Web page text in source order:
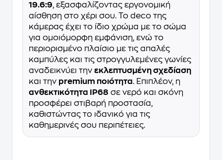
19.6:9, εξασφαλίζοντας εργονομική
αίσθηση στο χέρι σου. Το deco της
κάμερας έχει το ίδιο χρώμα με το σώμα
για ομοιόμορφη εμφάνιση, ενώ το
περιορισμένο πλαίσιο με τις απαλές
καμπύλες και τις στρογγυλεμένες γωνίες
αναδεικνύει την εκλεπτυσμένη σχεδίαση
και την premium ποιότητα. Επιπλέον, η
ανθεκτικότητα IP68 σε νερό και σκόνη
προσφέρει στιβαρή προστασία,
καθιστώντας το ιδανικό για τις
καθημερινές σου περιπέτειες.